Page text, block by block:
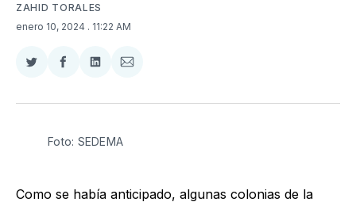
ZAHID TORALES
enero 10, 2024 . 11:22 AM
Compartir
Twitter
Compartir
Facebook
Compartir
LinkedIn
Compartir
Email
Foto: SEDEMA
Como se había anticipado, algunas colonias de la